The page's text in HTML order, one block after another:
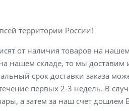
территории России!
от наличия товаров на
нашем складе, то мы доставим
срок доставки заказа
первых 2-3 недель. В
а затем за наш счет дошлем